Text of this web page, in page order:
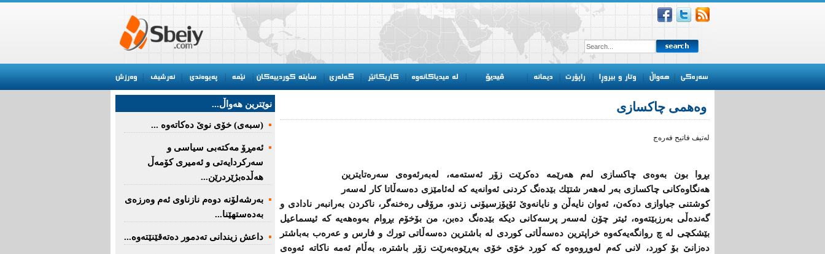
وه‌همی‌ چاكسازی‌
له‌تیف فاتیح فه‌ره‌ج
بڕوا بون به‌وه‌ی‌ چاكسازی‌ له‌م هه‌رێمه‌ ده‌كرێت زۆر ئه‌سته‌مه‌، له‌به‌رئه‌وه‌ی‌ سه‌ره‌تایترین
هه‌نگاوه‌كانی‌ چاكسازی‌ به‌ر له‌هه‌ر شتێك بێده‌نگ كردنی‌ ئه‌وانه‌یه‌ كه‌ له‌ئامێزی‌ ده‌سه‌ڵاتا كار له‌سه‌ر
كوشتنی‌ جیاوازی‌ ده‌كه‌ن، ئه‌وان نایه‌ڵن و نایانه‌وێ‌ ئۆپۆزسیۆنی‌ زندو، مرۆڤی‌ ره‌خنه‌گر، ناكردن به‌رانبه‌ر نادادی‌ و
گه‌نده‌ڵی‌ به‌رزبێته‌وه‌، ئیتر چۆن له‌سه‌ر پرسه‌كانی‌ دیكه‌ بێده‌نگ ده‌بن، من بۆخۆم بڕوام به‌وه‌هه‌یه‌ كه‌ ئیسماعیل
بێشكچی‌ له‌ چ روانگه‌یه‌كه‌وه‌ خراپترین ده‌سه‌ڵاتی‌ كوردی‌ له‌ باشترین ده‌سه‌ڵاتی‌ تورك و فارس و عه‌ره‌ب به‌باشتر
ده‌زانێ‌ بۆ كورد، لانی‌ كه‌م له‌وڕوه‌وه‌ كه ‌كورد خۆی‌ خۆی‌ به‌ڕێوه‌به‌رێت زۆر باشتره‌، به‌ڵام ئه‌مه‌ ناكاته‌ ئه‌وه‌ی‌
نوێترین هه‌واڵ...
(سبەى) خۆى نوێ دەکاتەوە ...
ئه‌مڕۆ مه‌كته‌بی‌ سیاسی‌ و
سه‌ركردایه‌تی‌ و ئه‌میری‌ كۆمه‌ڵ
هەڵدەبژێردرێن...
به‌رشه‌لۆنه‌ دوه‌م نازناوی ئه‌م وه‌رزه‌ی
به‌ده‌ستهێنا...
داعش زیندانی تەدمور دەتەقێنێتەوە...